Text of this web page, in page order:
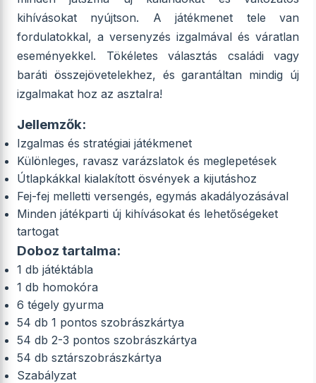
kihívásokat nyújtson. A játékmenet tele van
fordulatokkal, a versenyzés izgalmával és váratlan
eseményekkel. Tökéletes választás családi vagy
baráti összejövetelekhez, és garantáltan mindig új
izgalmakat hoz az asztalra!
Jellemzők:
Izgalmas és stratégiai játékmenet
Különleges, ravasz varázslatok és meglepetések
Útlapkákkal kialakított ösvények a kijutáshoz
Fej-fej melletti versengés, egymás akadályozásával
Minden játékparti új kihívásokat és lehetőségeket
tartogat
Doboz tartalma:
1 db játéktábla
1 db homokóra
6 tégely gyurma
54 db 1 pontos szobrászkártya
54 db 2-3 pontos szobrászkártya
54 db sztárszobrászkártya
Szabályzat